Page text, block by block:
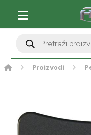
Proizvodi